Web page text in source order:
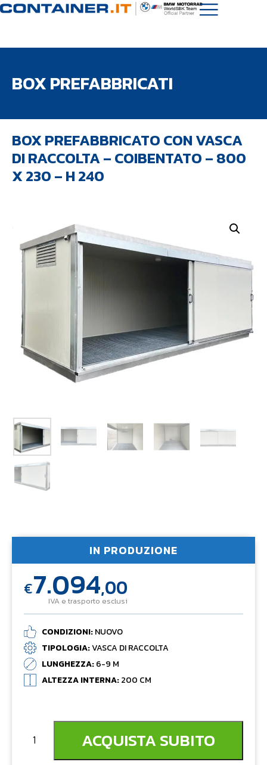
BOX PREFABBRICATI
BOX PREFABBRICATO CON VASCA
DI RACCOLTA – COIBENTATO – 800
X 230 – H 240
IN PRODUZIONE
€7.094,00
IVA e trasporto esclusi
CONDIZIONI:NUOVO
TIPOLOGIA:VASCA DI RACCOLTA
LUNGHEZZA:6-9 M
ALTEZZA INTERNA:200 CM
ACQUISTA SUBITO